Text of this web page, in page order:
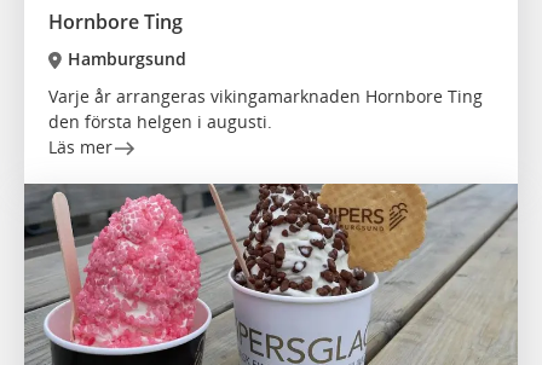
Hornbore Ting
Hamburgsund
Varje år arrangeras vikingamarknaden Hornbore Ting
den första helgen i augusti.
Läs mer